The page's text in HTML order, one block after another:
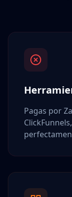
Pagas por